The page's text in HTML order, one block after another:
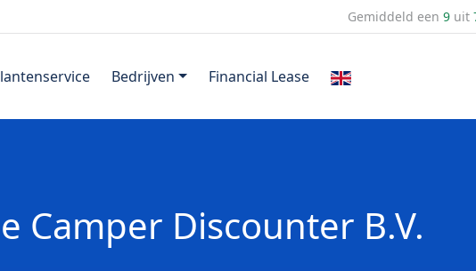
Gemiddeld een9 uit
Bedrijven Financial Lease
Camper Discounter B.V.